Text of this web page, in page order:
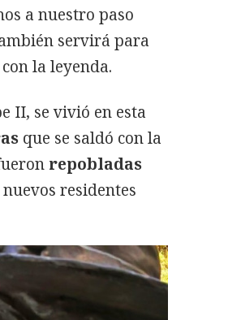
a nuestro paso
servirá para
la leyenda.
II, se vivió en esta
que se saldó con la
repobladas
residentes